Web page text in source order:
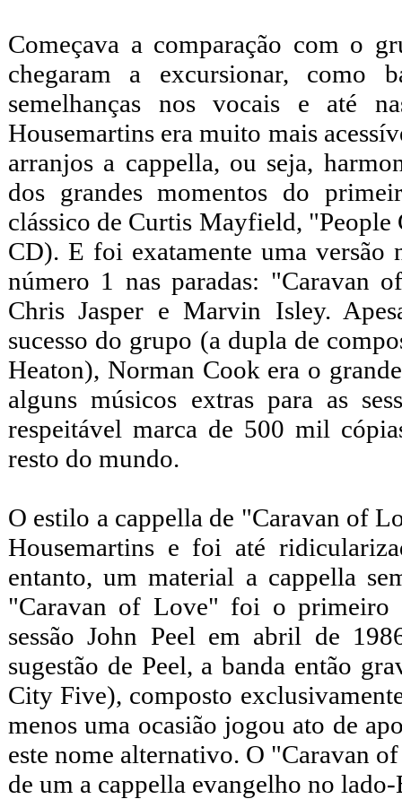
Começava a comparação com o
chegaram a excursionar, como
semelhanças nos vocais e até
Housemartins era muito mais
arranjos a cappella, ou seja,
dos grandes momentos do
clássico de Curtis Mayfield, "People
CD). E foi exatamente uma
número 1 nas paradas: "Caravan
Chris Jasper e Marvin Isley.
sucesso do grupo (a dupla de
Heaton), Norman Cook era o
alguns músicos extras para as
respeitável marca de 500 mil
resto do mundo.
O estilo a cappella de "Caravan of
Housemartins e foi até
entanto, um material a cappella
"Caravan of Love" foi o primeiro
sessão John Peel em abril de
sugestão de Peel, a banda então
City Five), composto
menos uma ocasião jogou ato de
este nome alternativo. O "Caravan
de um a cappella evangelho no